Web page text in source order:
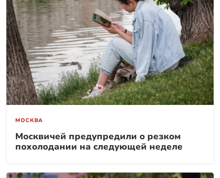
МОСКВА
Москвичей предупредили о резком
похолодании на следующей неделе